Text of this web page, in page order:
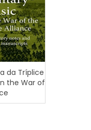
da Tríplice
the War of